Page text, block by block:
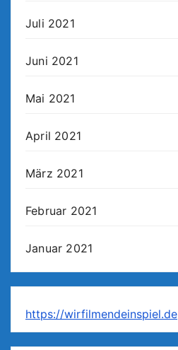
Juli 2021
Juni 2021
Mai 2021
April 2021
März 2021
Februar 2021
Januar 2021
https://wirfilmendeinspiel.de